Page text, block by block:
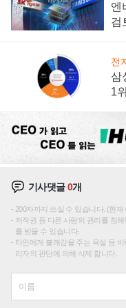
엔
검
전
삼
1
기사댓글0개
200자까지 쓰실 수 있습니다. (현재
저작권 등 다른 사람의 권리를 침
를 받을 수 있습니다.
타인에게 불쾌감을 주는 욕설 등
리자의 판단에 의해 삭제 합니다.